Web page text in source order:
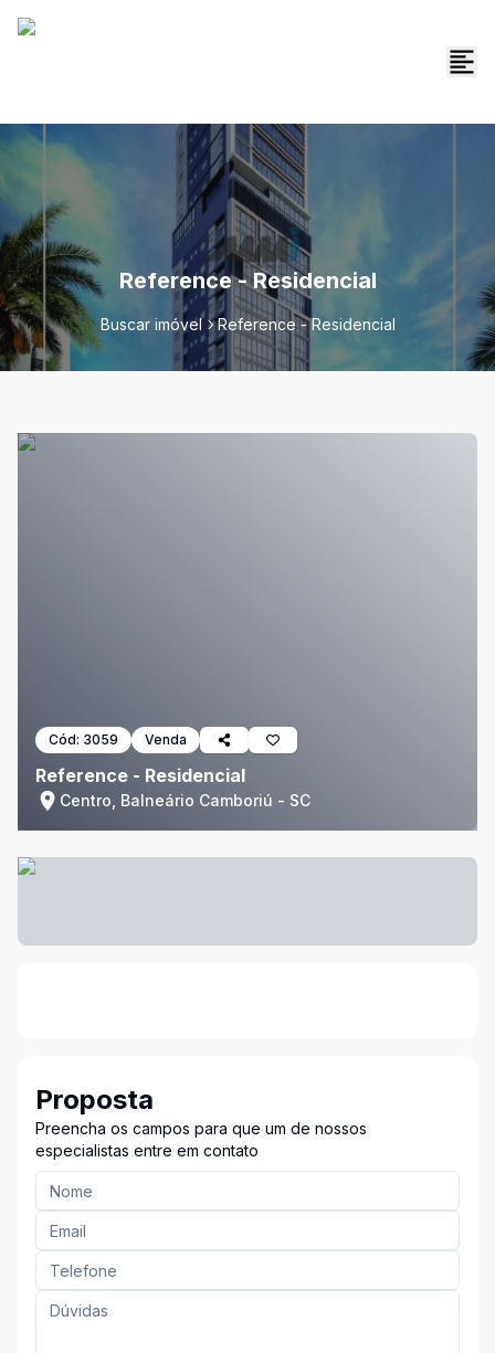
Reference - Residencial
Buscar imóvel Reference - Residencial
Cód: 3059 Venda
Reference - Residencial
Centro, Balneário Camboriú - SC
Proposta
Preencha os campos para que um de nossos
especialistas entre em contato